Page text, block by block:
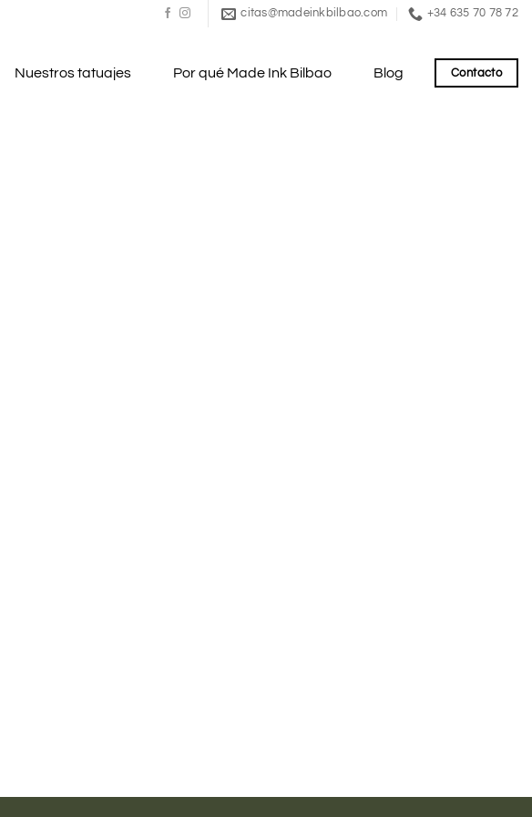
citas@madeinkbilbao.com +34 635 70 78 72
Nuestros tatuajes Por qué Made Ink Bilbao Blog Contacto